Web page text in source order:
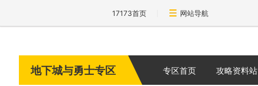
17173首页 网站导航
地下城与勇士专区 专区首页 攻略资料站